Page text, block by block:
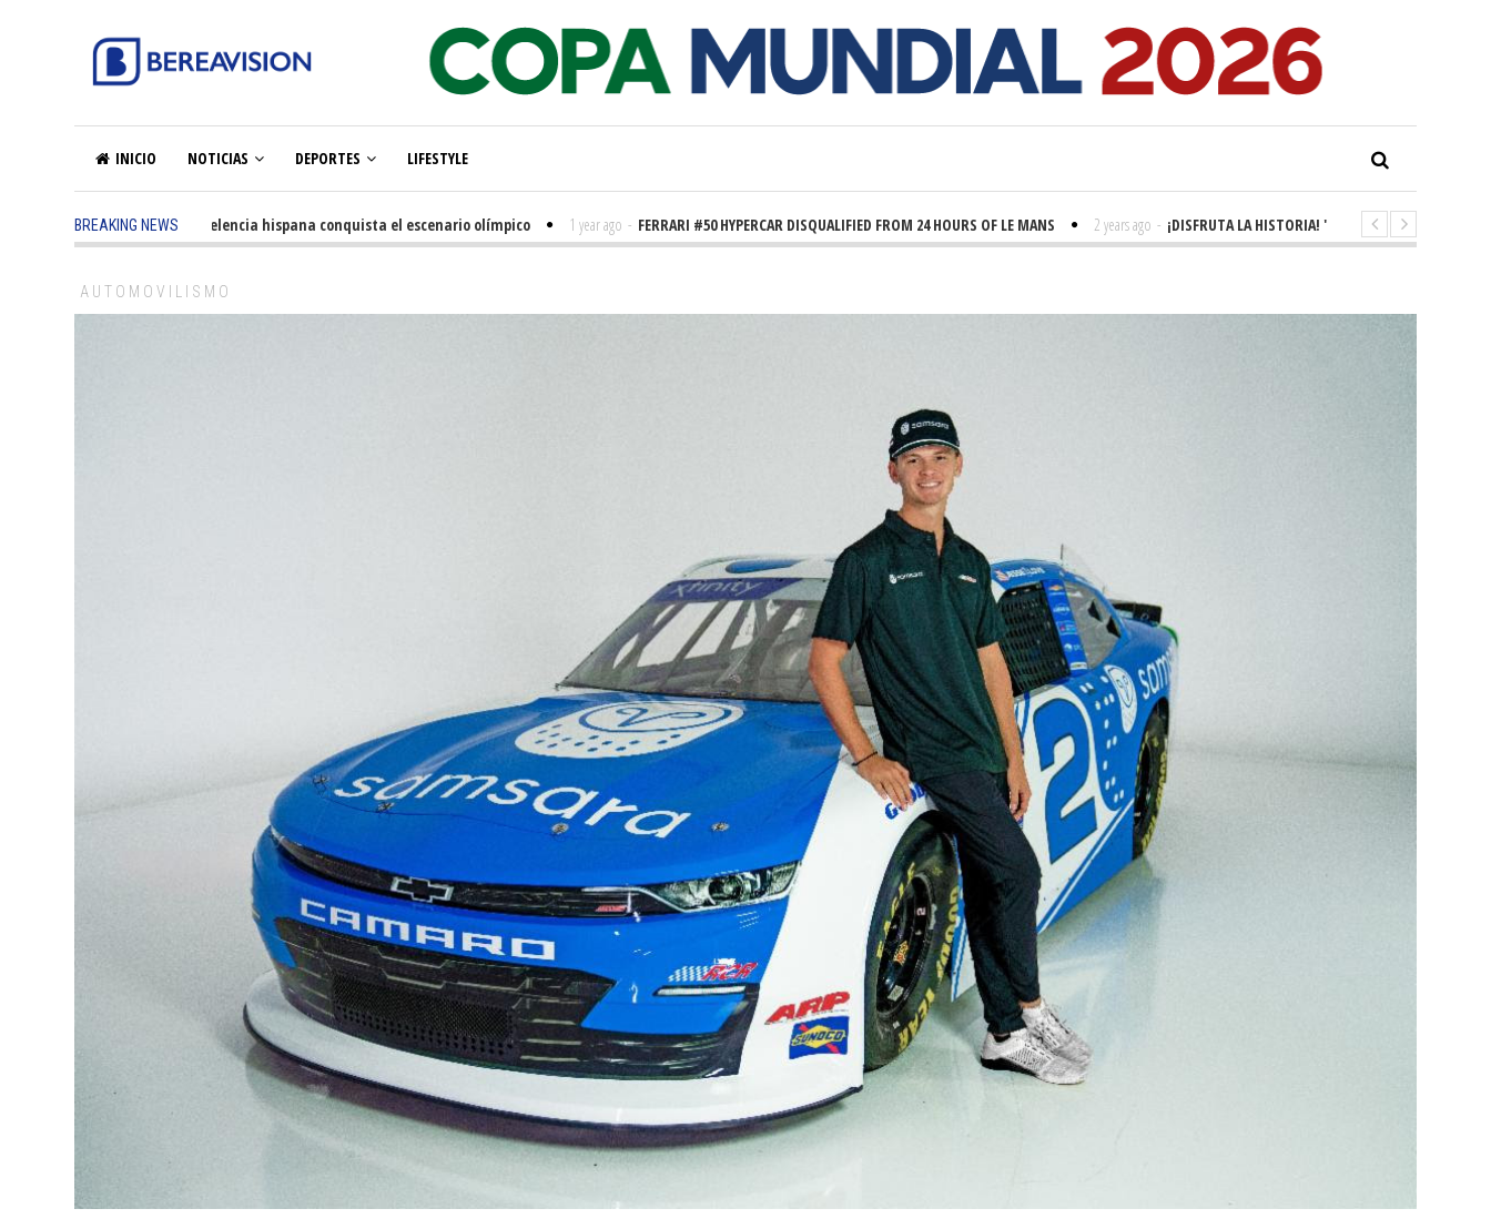
INICIO NOTICIAS DEPORTES LIFESTYLE
BREAKING NEWS
5 months ago - La excelencia hispana conquista el escenario olímpico 1 year ago - FERRARI #50 HYPERCAR DISQUALIFIED FROM 24 HOURS OF LE MANS 2 years ago - ¡DISFRUTA LA HISTORIA! 'LA GRANDE SEINE'
AUTOMOVILISMO